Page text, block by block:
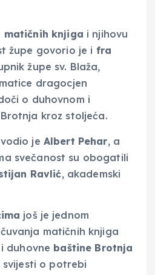
matičnih knjiga i njihovu
župe govorio je i fra
župe sv. Blaža,
dragocjen
o duhovnom i
kroz stoljeća.
je Albert Pehar, a
svečanost su obogatili
Ravlić, akademski
još je jednom
matičnih knjiga
duhovne baštine Brotnja
o potrebi